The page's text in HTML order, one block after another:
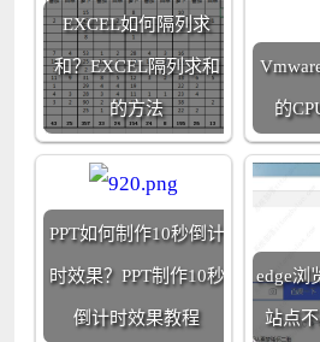
EXCEL如何隔列求
和？EXCEL隔列求和
的方法 的
PPT如何制作10秒倒计
时效果？PPT制作10秒
倒计时效果教程
edge浏
站点